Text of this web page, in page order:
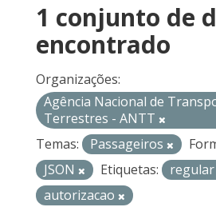
1 conjunto de
encontrado
Organizações:
Agência Nacional de
Terrestres - ANTT
Temas:
Passageiros
JSON
Etiquetas:
regular
autorizacao